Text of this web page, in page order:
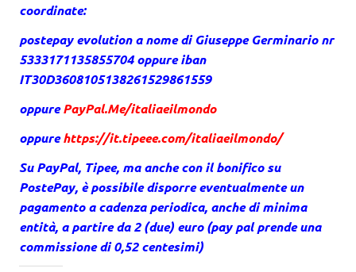
coordinate:
postepay evolution a nome di Giuseppe Germinario nr
5333171135855704 oppure iban
IT30D3608105138261529861559
oppurePayPal.Me/italiaeilmondo
oppure https://it.tipeee.com/italiaeilmondo/
Su PayPal, Tipee, ma anche con il bonifico su
PostePay, è possibile disporre eventualmente un
pagamento a cadenza periodica, anche di minima
entità, a partire da 2 (due) euro (pay pal prende una
commissione di 0,52 centesimi)